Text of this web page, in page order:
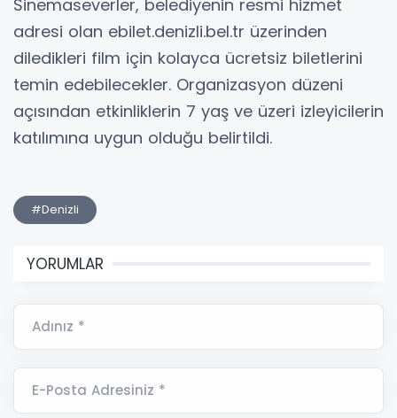
Sinemaseverler, belediyenin resmi hizmet
adresi olan ebilet.denizli.bel.tr üzerinden
diledikleri film için kolayca ücretsiz biletlerini
temin edebilecekler. Organizasyon düzeni
açısından etkinliklerin 7 yaş ve üzeri izleyicilerin
katılımına uygun olduğu belirtildi.
#Denizli
YORUMLAR
Adınız *
E-Posta Adresiniz *